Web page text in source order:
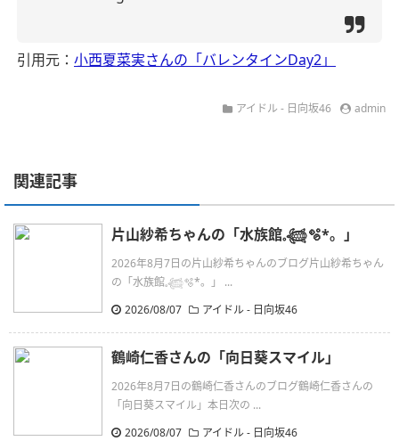
引用元： 小西夏菜実さんの「バレンタインDay2」
アイドル - 日向坂46 admin
関連記事
片山紗希ちゃんの「水族館𓈒𓆉🫧‪*。」
2026年8月7日の片山紗希ちゃんのブログ片山紗希ちゃん
の「水族館𓈒𓆉🫧‪*。」 ...
2026/08/07
アイドル - 日向坂46
鶴崎仁香さんの「向日葵スマイル」
2026年8月7日の鶴崎仁香さんのブログ鶴崎仁香さんの
「向日葵スマイル」本日次の ...
2026/08/07
アイドル - 日向坂46